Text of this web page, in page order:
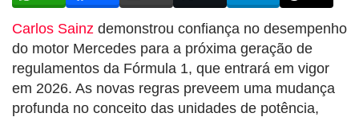
Carlos Sainz demonstrou confiança no desempenho
do motor Mercedes para a próxima geração de
regulamentos da Fórmula 1, que entrará em vigor
em 2026. As novas regras preveem uma mudança
profunda no conceito das unidades de potência,